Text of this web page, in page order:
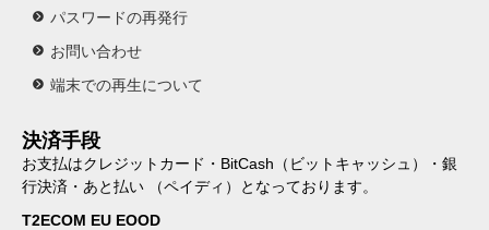
パスワードの再発行
お問い合わせ
端末での再生について
決済手段
お支払はクレジットカード・BitCash（ビットキャッシュ）・銀
行決済・あと払い （ペイディ）となっております。
T2ECOM EU EOOD